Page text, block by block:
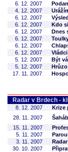
6. 12. 2007
4. 12. 2007
6. 12. 2007
6. 12. 2007
Kdo
6. 12. 2007
Dnes
6. 12. 2007
6. 12. 2007
6. 12. 2007
5. 12. 2007
Být
5. 12. 2007
17. 11. 2007
Radar v Brdech -
8. 12. 2007
Krize
28. 11. 2007
15. 11. 2007
5. 11. 2007
3. 11. 2007
30. 10. 2007